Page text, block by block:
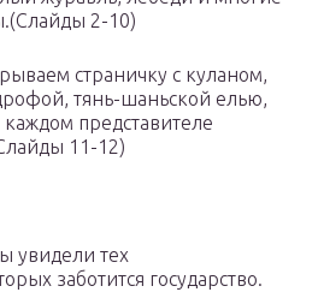
2-10)
страничку с куланом,
тянь-шаньской елью,
представителе
11-12)
увидели тех
заботится государство.